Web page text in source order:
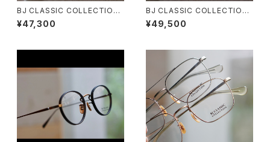
BJ CLASSIC COLLECTION
PREM-114FPT BJクラシック
2025AW
¥47,300
BJ CLASSIC COLLECTION
PREM-114S FPT BJクラシッ
ク 2025AW
¥49,500